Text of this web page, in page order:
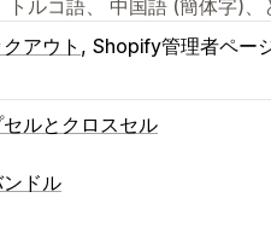
トルコ語、 中国語 (簡体字)
アウト Shopify管理者ペー
ルとクロスセル
イズ
ドル